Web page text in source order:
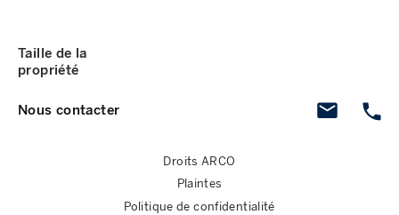
Nous contacter
Taille de la
propriété
Droits ARCO
Plaintes
Politique de confidentialité